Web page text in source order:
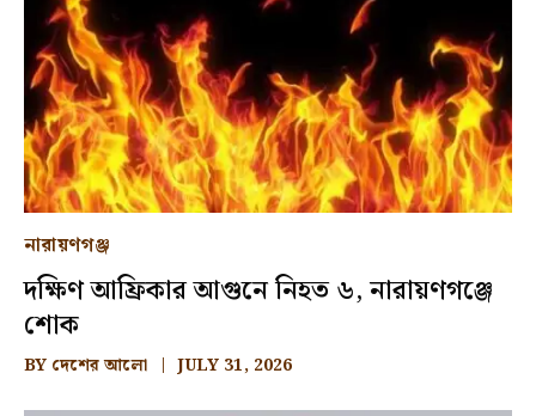
নারায়ণগঞ্জ
দক্ষিণ আফ্রিকার আগুনে নিহত ৬, নারায়ণগঞ্জে
শোক
BY দেশের আলো JULY 31, 2026